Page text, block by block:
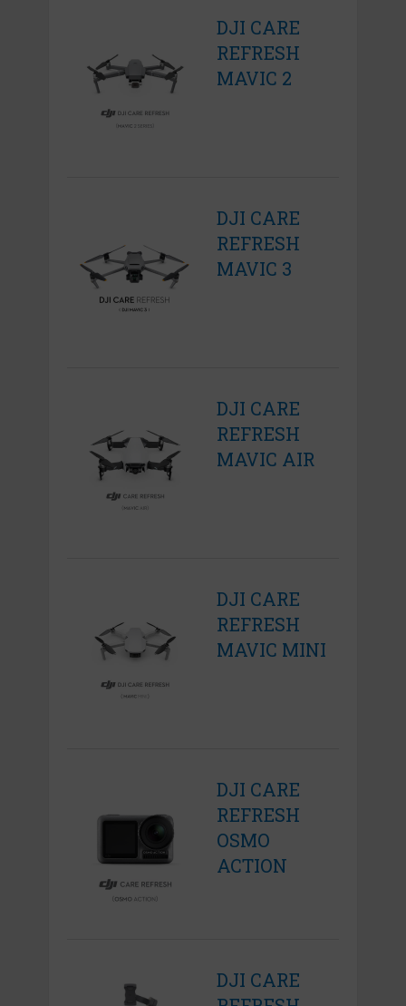
DJI CARE
REFRESH
MAVIC 2
DJI CARE
REFRESH
MAVIC 3
DJI CARE
REFRESH
MAVIC AIR
DJI CARE
REFRESH
MAVIC MINI
DJI CARE
REFRESH
OSMO
ACTION
DJI CARE